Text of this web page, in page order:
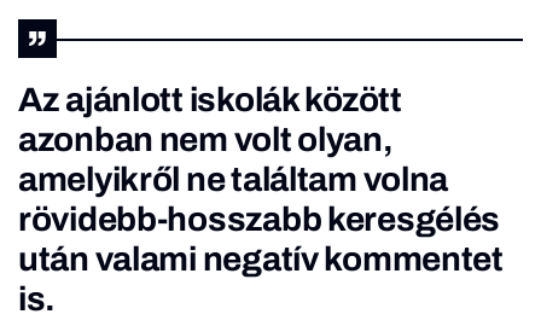
Az ajánlott iskolák között
azonban nem volt olyan,
amelyikről ne találtam volna
rövidebb-hosszabb keresgélés
után valami negatív kommentet
is.